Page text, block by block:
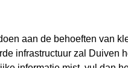
aan de behoeften van
infrastructuur zal Duiven